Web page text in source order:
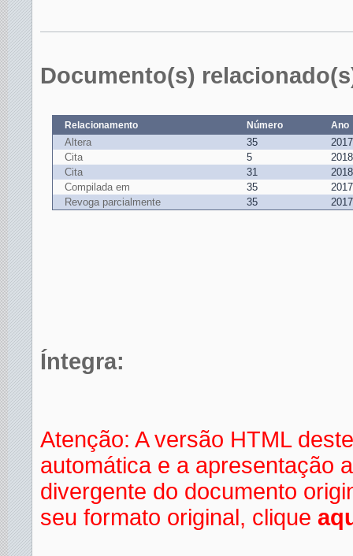
Documento(s)
Relacionamento Número Ano
Altera 35
2017
Cita
5
2018
Cita
31
2018
Compilada em
35
2017
Revoga parcialmente
35 2017
Íntegra:
Atenção: A versão HTML
automática e a apresentação
divergente do documento
seu formato original, clique